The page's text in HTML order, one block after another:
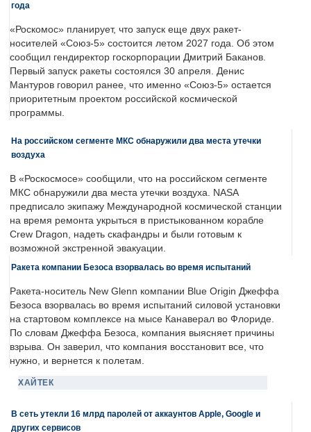
года
«Роскомос» планирует, что запуск еще двух ракет-
носителей «Союз-5» состоится летом 2027 года. Об этом
сообщил гендиректор госкорпорации Дмитрий Баканов.
Первый запуск ракеты состоялся 30 апреля. Денис
Мантуров говорил ранее, что именно «Союз-5» остается
приоритетным проектом российской космической
программы.
На российском сегменте МКС обнаружили два места утечки
воздуха
В «Роскосмосе» сообщили, что на российском сегменте
МКС обнаружили два места утечки воздуха. NASA
предписало экипажу Международной космической станции
на время ремонта укрыться в пристыкованном корабле
Crew Dragon, надеть скафандры и были готовым к
возможной экстренной эвакуации.
Ракета компании Безоса взорвалась во время испытаний
Ракета-носитель New Glenn компании Blue Origin Джеффа
Безоса взорвалась во время испытаний силовой установки
на стартовом комплексе на мысе Канаверал во Флориде.
По словам Джеффа Безоса, компания выясняет причины
взрыва. Он заверил, что компания восстановит все, что
нужно, и вернется к полетам.
ХАЙТЕК
В сеть утекли 16 млрд паролей от аккаунтов Apple, Google и
других сервисов